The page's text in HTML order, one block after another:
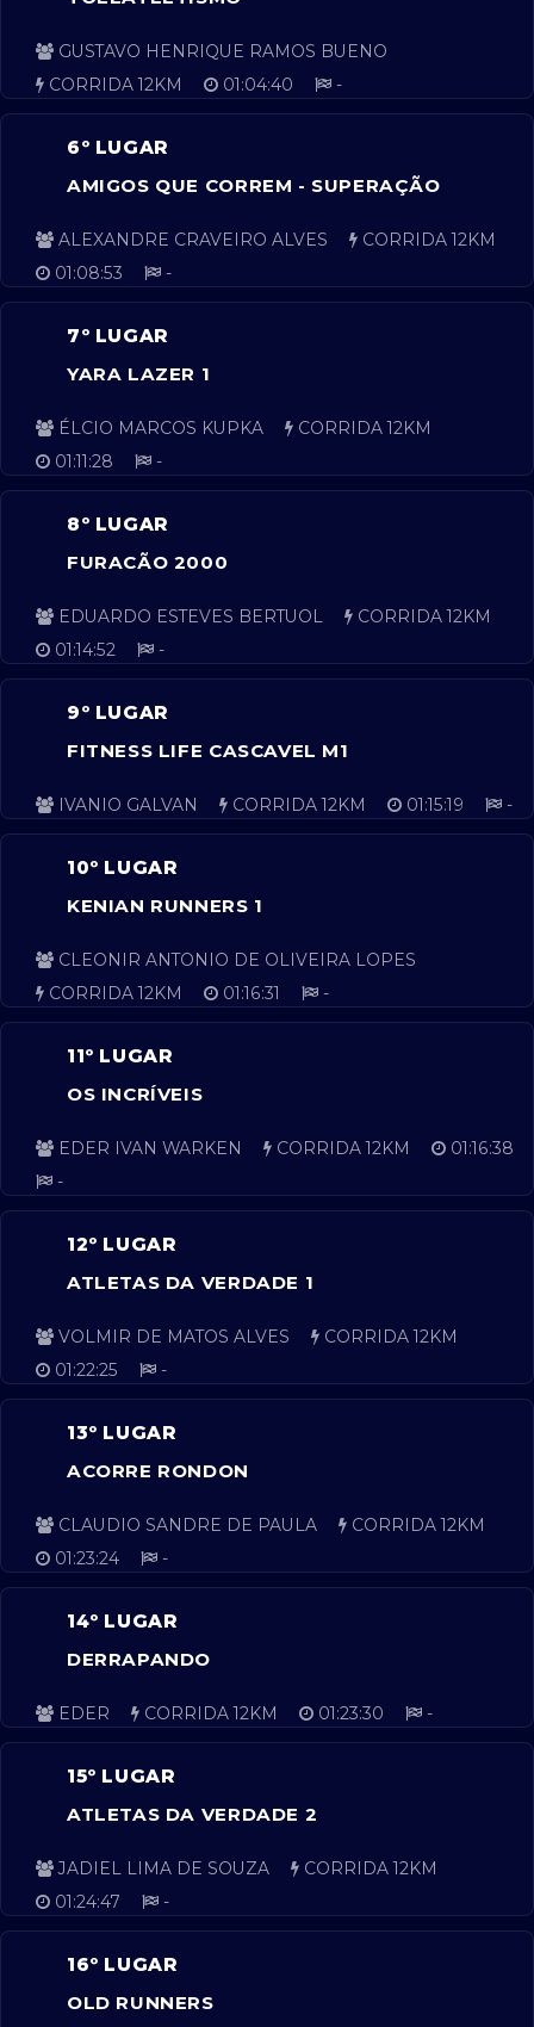
GUSTAVO HENRIQUE RAMOS BUENO
CORRIDA 12KM
01:04:40 -
6º LUGAR
AMIGOS QUE CORREM - SUPERAÇÃO
ALEXANDRE CRAVEIRO ALVES
CORRIDA 12KM
01:08:53
-
7º LUGAR
YARA LAZER 1
ÉLCIO MARCOS KUPKA
CORRIDA 12KM
01:11:28
-
8º LUGAR
FURACÃO 2000
EDUARDO ESTEVES BERTUOL
CORRIDA 12KM
01:14:52
-
9º LUGAR
FITNESS LIFE CASCAVEL M1
IVANIO GALVAN CORRIDA 12KM 01:15:19 -
10º LUGAR
KENIAN RUNNERS 1
CLEONIR ANTONIO DE OLIVEIRA LOPES
CORRIDA 12KM
01:16:31 -
11º LUGAR
OS INCRÍVEIS
EDER IVAN WARKEN CORRIDA 12KM
01:16:38
-
12º LUGAR
ATLETAS DA VERDADE 1
VOLMIR DE MATOS ALVES
CORRIDA 12KM
01:22:25
-
13º LUGAR
ACORRE RONDON
CLAUDIO SANDRE DE PAULA
CORRIDA 12KM
01:23:24
-
14º LUGAR
DERRAPANDO
EDER CORRIDA 12KM 01:23:30 -
15º LUGAR
ATLETAS DA VERDADE 2
JADIEL LIMA DE SOUZA
CORRIDA 12KM
01:24:47
-
16º LUGAR
OLD RUNNERS